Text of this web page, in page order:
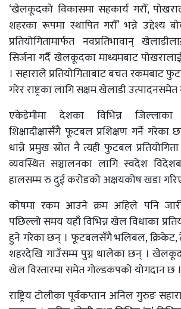
‘खेलकूदको विकासमा सहकार्य गरौँ,
शहरका रूपमा स्थापित गरौँ’ भन्ने उद्देश्य
प्रतियोगितामार्फत नवप्रतिभावान्
सिर्जना गर्दै खेलकूदका माध्यमबाट
। सहाराले प्रतियोगिताबाट बचत रकमबाट
गरेर राष्ट्रका लागि सक्षम खेलाडी
एकेडेमीमा देशका विभिन्न
शिक्षादीक्षासँगै फूटबल प्रशिक्षण गर्ने
धान्ने प्रमुख स्रोत नै त्यही फुटबल
व्यवस्थित सञ्चालनका लागि स्वदेश
हालसम्म रु दुई करोडको अक्षयकोष खडा
कोषमा रकम आउने क्रम अहिले पनि
पछिल्लो समय यहाँ विभिन्न खेल विधाका
हुने गरेका छन् । फूटबलसँगै भलिबल, क्रिकेट,
शहरदेखि गाउँसम्म पुग्न थालेका छन् ।
खेल विस्तारमा समेत गोल्डकपको योगदान छ ।
राष्ट्रिय टोलीका पूर्वकप्तान अनिल गुरुङ